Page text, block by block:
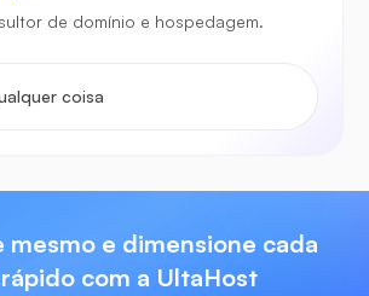
de domínio e hospedagem.
mesmo e dimensione cada
com a UltaHost